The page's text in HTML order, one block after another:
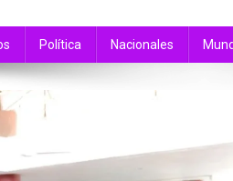
Política Nacionales